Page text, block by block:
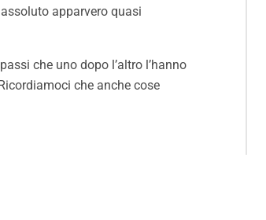
apparvero quasi
che uno dopo l’altro l’hanno
che anche cose